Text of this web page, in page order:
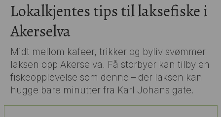
Lokalkjentes tips til laksefiske i
Akerselva
Midt mellom kafeer, trikker og byliv svømmer
laksen opp Akerselva. Få storbyer kan tilby en
fiskeopplevelse som denne – der laksen kan
hugge bare minutter fra Karl Johans gate.